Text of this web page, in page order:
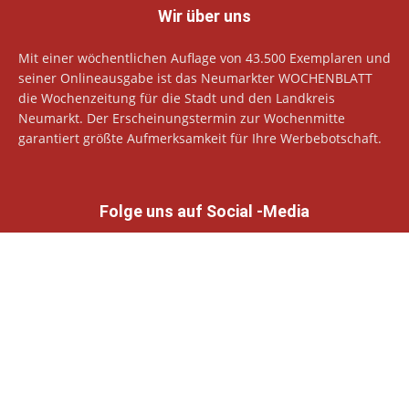
Wir über uns
Mit einer wöchentlichen Auflage von 43.500 Exemplaren und
seiner Onlineausgabe ist das Neumarkter WOCHENBLATT
die Wochenzeitung für die Stadt und den Landkreis
Neumarkt. Der Erscheinungstermin zur Wochenmitte
garantiert größte Aufmerksamkeit für Ihre Werbebotschaft.
Folge uns auf Social -Media